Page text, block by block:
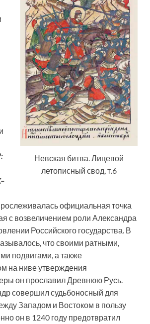
Невская битва. Лицевой
летописный свод, т.6
официальная точка
с возвеличением роли Александра
Российского государства. В
что своими ратными,
подвигами, а также
на ниве утверждения
он прославил Древнюю Русь.
совершил судьбоносный для
Западом и Востоком в пользу
он в 1240 году предотвратил